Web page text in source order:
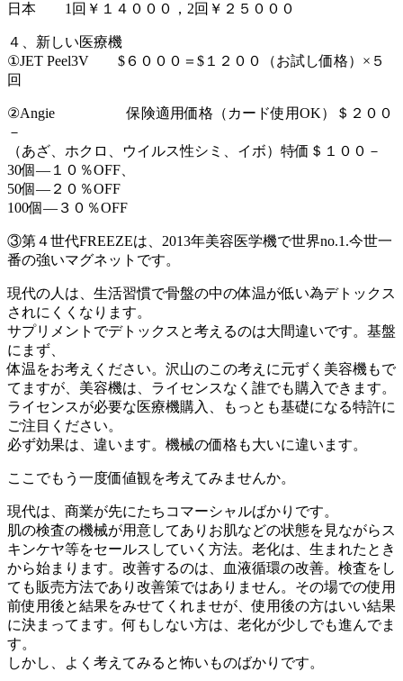
日本 1回￥１４０００，2回￥２５０００
４、新しい医療機
①JET Peel3V $６０００＝$１２００（お試し価格）×５
回
②Angie 保険適用価格（カード使用OK）＄２００
－
（あざ、ホクロ、ウイルス性シミ、イボ）特価＄１００－
30個―１０％OFF、
50個―２０％OFF
100個―３０％OFF
③第４世代FREEZEは、2013年美容医学機で世界no.1.今世一
番の強いマグネットです。
現代の人は、生活習慣で骨盤の中の体温が低い為デトックス
されにくくなります。
サプリメントでデトックスと考えるのは大間違いです。基盤
にまず、
体温をお考えください。沢山のこの考えに元ずく美容機もで
てますが、美容機は、ライセンスなく誰でも購入できます。
ライセンスが必要な医療機購入、もっとも基礎になる特許に
ご注目ください。
必ず効果は、違います。機械の価格も大いに違います。
ここでもう一度価値観を考えてみませんか。
現代は、商業が先にたちコマーシャルばかりです。
肌の検査の機械が用意してありお肌などの状態を見ながらス
キンケヤ等をセールスしていく方法。老化は、生まれたとき
から始まります。改善するのは、血液循環の改善。検査をし
ても販売方法であり改善策ではありません。その場での使用
前使用後と結果をみせてくれませが、使用後の方はいい結果
に決まってます。何もしない方は、老化が少しでも進んでま
す。
しかし、よく考えてみると怖いものばかりです。